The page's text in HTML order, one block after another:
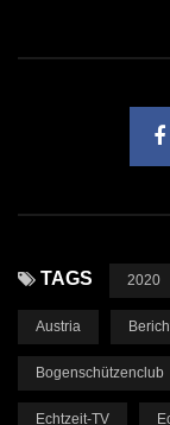
TAGS 2020
Austria
Bogenschützenclub
Echtzeit-TV